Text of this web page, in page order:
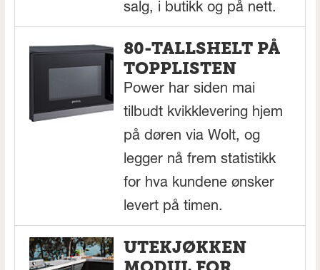
salg, i butikk og på nett.
80-TALLSHELT PÅ
TOPPLISTEN
Power har siden mai
tilbudt kvikklevering hjem
på døren via Wolt, og
legger nå frem statistikk
for hva kundene ønsker
levert på timen.
UTEKJØKKEN